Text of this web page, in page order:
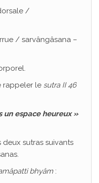
/
/ sarvângâsana –
rappeler le sutra II 46
espace heureux »
sutras suivants
bhyâm :